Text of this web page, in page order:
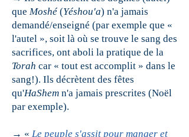
que Moshé (Yéshou'a) n'a jamais
demandé/enseigné (par exemple que «
l'autel », soit là où se trouve le sang des
sacrifices, ont aboli la pratique de la
Torah car « tout est accomplit » dans le
sang!). Ils décrètent des fêtes
qu'HaShem n'a jamais prescrites (Noël
par exemple).
→ « Le peuple s'assit pour manger et